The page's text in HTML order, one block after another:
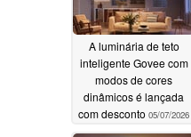
A luminária de teto
inteligente Govee com
modos de cores
dinâmicos é lançada
com desconto 05/07/2026